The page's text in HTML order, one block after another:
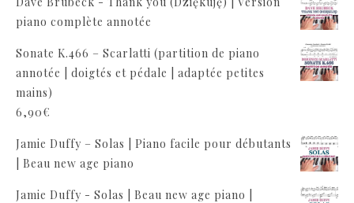
piano complète annotée
Sonate K.466 – Scarlatti (partition de piano
annotée | doigtés et pédale | adaptée petites
mains)
6,90€
Jamie Duffy – Solas | Piano facile pour débutants
| Beau new age piano
Jamie Duffy - Solas | Beau new age piano |